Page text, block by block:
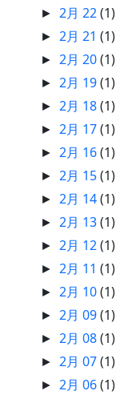
► 2月 22(1)
► 2月 21(1)
► 2月 20(1)
► 2月 19(1)
► 2月 18(1)
► 2月 17(1)
► 2月 16(1)
► 2月 15(1)
► 2月 14(1)
► 2月 13(1)
► 2月 12(1)
► 2月 11(1)
► 2月 10(1)
► 2月 09(1)
► 2月 08(1)
► 2月 07(1)
► 2月 06(1)